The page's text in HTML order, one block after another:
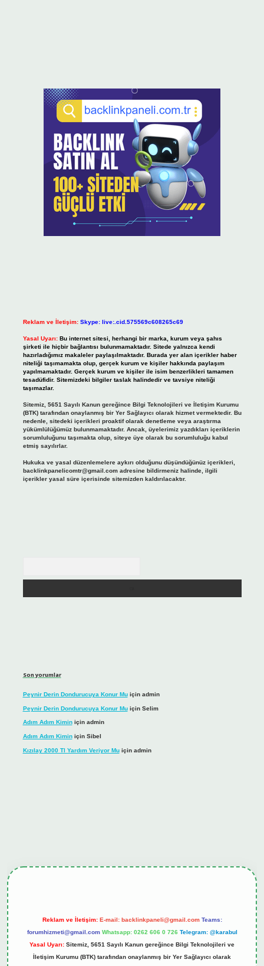
Reklam ve İletişim: Skype: live:.cid.575569c608265c69
Yasal Uyarı: Bu internet sitesi, herhangi bir marka, kurum veya şahıs
şirketi ile hiçbir bağlantısı bulunmamaktadır. Sitede yalnızca kendi
hazırladığımız makaleler paylaşılmaktadır. Burada yer alan içerikler haber
niteliği taşımamakta olup, gerçek kurum ve kişiler hakkında paylaşım
yapılmamaktadır. Gerçek kurum ve kişiler ile isim benzerlikleri tamamen
tesadüfidir. Sitemizdeki bilgiler taslak halindedir ve tavsiye niteliği
taşımazlar.
Sitemiz, 5651 Sayılı Kanun gereğince Bilgi Teknolojileri ve İletişim Kurumu
(BTK) tarafından onaylanmış bir Yer Sağlayıcı olarak hizmet vermektedir. Bu
nedenle, sitedeki içerikleri proaktif olarak denetleme veya araştırma
yükümlülüğümüz bulunmamaktadır. Ancak, üyelerimiz yazdıkları içeriklerin
sorumluluğunu taşımakta olup, siteye üye olarak bu sorumluluğu kabul
etmiş sayılırlar.
Hukuka ve yasal düzenlemelere aykırı olduğunu düşündüğünüz içerikleri,
backlinkpanelicomtr@gmail.comadresine bildirmeniz halinde, ilgili
içerikler yasal süre içerisinde sitemizden kaldırılacaktır.
Son yorumlar
Peynir Derin Dondurucuya Konur Muiçin admin
Peynir Derin Dondurucuya Konur Muiçin Selim
Adım Adım Kiminiçin admin
Adım Adım Kiminiçin Sibel
Kızılay 2000 Tl Yardım Veriyor Muiçin admin
Reklam ve İletişim: E-mail: backlinkpaneli@gmail.com Teams:
forumhizmeti@gmail.com Whatsapp: 0262 606 0 726 Telegram: @karabul
Yasal Uyarı: Sitemiz, 5651 Sayılı Kanun gereğince Bilgi Teknolojileri ve
İletişim Kurumu (BTK) tarafından onaylanmış bir Yer Sağlayıcı olarak